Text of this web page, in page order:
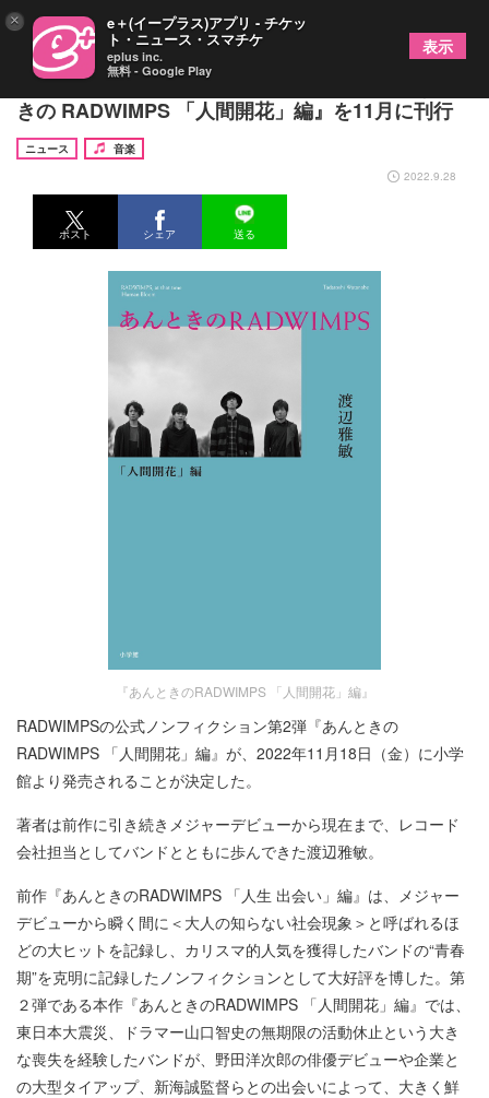
RADWIMPS、公式ノンフィクション第2弾『あんと
きの RADWIMPS 「人間開花」編』を11月に刊行
ニュース
音楽
2022.9.28
ポスト シェア 送る
『あんときのRADWIMPS 「人間開花」編』
RADWIMPSの公式ノンフィクション第2弾『あんときの
RADWIMPS 「人間開花」編』が、2022年11月18日（金）に小学
館より発売されることが決定した。
著者は前作に引き続きメジャーデビューから現在まで、レコード
会社担当としてバンドとともに歩んできた渡辺雅敏。
前作『あんときのRADWIMPS 「人生 出会い」編』は、メジャー
デビューから瞬く間に＜大人の知らない社会現象＞と呼ばれるほ
どの大ヒットを記録し、カリスマ的人気を獲得したバンドの“青春
期”を克明に記録したノンフィクションとして大好評を博した。第
２弾である本作『あんときのRADWIMPS 「人間開花」編』では、
東日本大震災、ドラマー山口智史の無期限の活動休止という大き
な喪失を経験したバンドが、野田洋次郎の俳優デビューや企業と
の大型タイアップ、新海誠監督らとの出会いによって、大きく鮮
× e＋(イープラス)アプリ - チケッ
ト・ニュース・スマチケ
eplus inc.
無料 - Google Play
表示